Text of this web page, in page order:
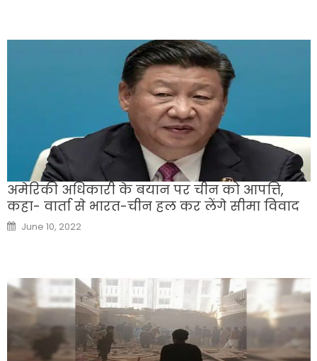
अमेरिकी अधिकारी के बयान पर चीन को आपत्ति,
कहा- वार्ता से भारत-चीन हल कर लेंगे सीमा विवाद
Posted
on
June 10, 2022